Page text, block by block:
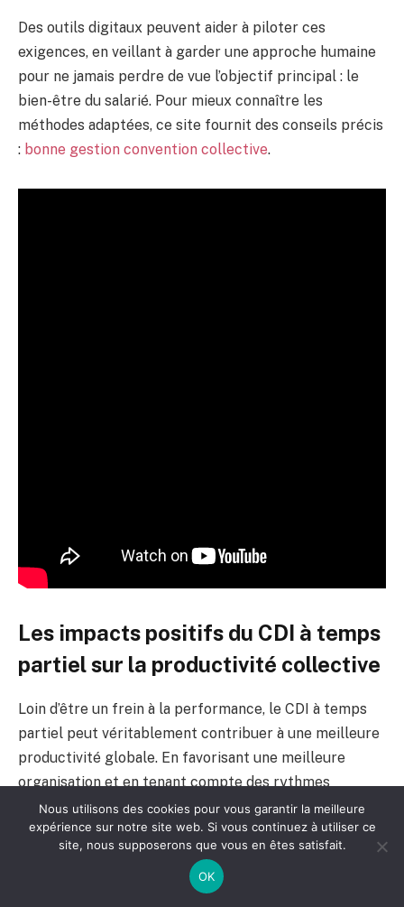
Des outils digitaux peuvent aider à piloter ces
exigences, en veillant à garder une approche humaine
pour ne jamais perdre de vue l’objectif principal : le
bien-être du salarié. Pour mieux connaître les
méthodes adaptées, ce site fournit des conseils précis
: bonne gestion convention collective.
Les impacts positifs du CDI à temps
partiel sur la productivité collective
Loin d’être un frein à la performance, le CDI à temps
partiel peut véritablement contribuer à une meilleure
productivité globale. En favorisant une meilleure
organisation et en tenant compte des rythmes
individuels, cette formule optimise l’efficacité de
chaque collaborateur et, par effet de levier, celle des
équipes entières.
Nous utilisons des cookies pour vous garantir la meilleure
expérience sur notre site web. Si vous continuez à utiliser ce
site, nous supposerons que vous en êtes satisfait.
OK